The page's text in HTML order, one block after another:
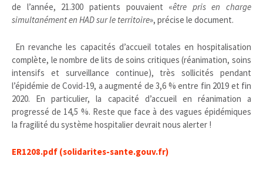
de l’année, 21.300 patients pouvaient «être pris en charge
simultanément en HAD sur le territoire», précise le document.
En revanche les capacités d’accueil totales en hospitalisation
complète, le nombre de lits de soins critiques (réanimation, soins
intensifs et surveillance continue), très sollicités pendant
l’épidémie de Covid-19, a augmenté de 3,6 % entre fin 2019 et fin
2020. En particulier, la capacité d’accueil en réanimation a
progressé de 14,5 %. Reste que face à des vagues épidémiques
la fragilité du système hospitalier devrait nous alerter !
ER1208.pdf (solidarites-sante.gouv.fr)